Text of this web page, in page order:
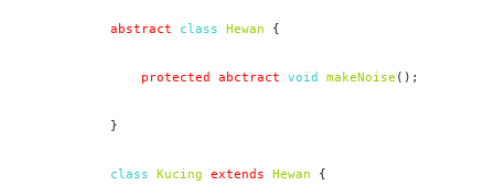
abstract class Hewan {
protected abctract void makeNoise ();
}
class Kucing extends Hewan {